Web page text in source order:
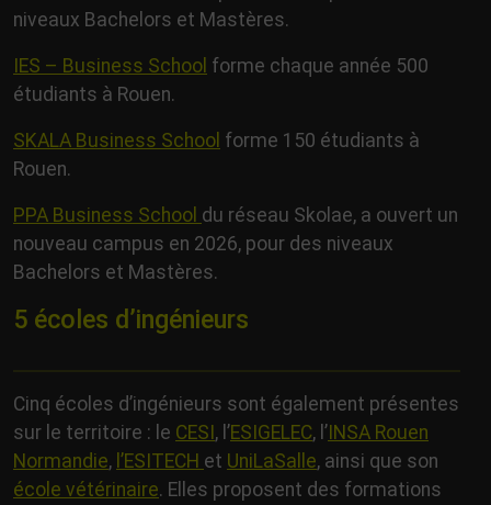
niveaux Bachelors et Mastères.
IES – Business School forme chaque année 500
étudiants à Rouen.
SKALA Business School forme 150 étudiants à
Rouen.
PPA Business School du réseau Skolae, a ouvert un
nouveau campus en 2026, pour des niveaux
Bachelors et Mastères.
5 écoles d’ingénieurs
Cinq écoles d’ingénieurs sont également présentes
sur le territoire : le CESI, l’ESIGELEC, l’INSA Rouen
Normandie, l’ESITECH et UniLaSalle, ainsi que son
école vétérinaire. Elles proposent des formations